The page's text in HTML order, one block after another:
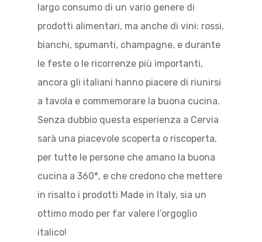
largo consumo di un vario genere di
prodotti alimentari, ma anche di vini: rossi,
bianchi, spumanti, champagne, e durante
le feste o le ricorrenze più importanti,
ancora gli italiani hanno piacere di riunirsi
a tavola e commemorare la buona cucina.
Senza dubbio questa esperienza a Cervia
sarà una piacevole scoperta o riscoperta,
per tutte le persone che amano la buona
cucina a 360°, e che credono che mettere
in risalto i prodotti Made in Italy, sia un
ottimo modo per far valere l’orgoglio
italico!